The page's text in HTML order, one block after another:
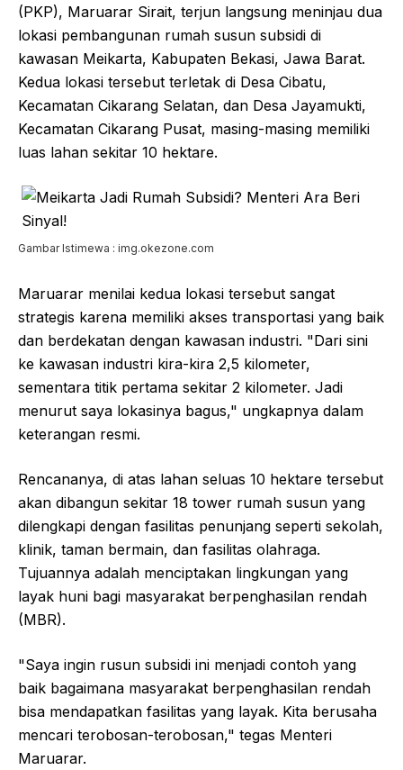
(PKP), Maruarar Sirait, terjun langsung meninjau dua
lokasi pembangunan rumah susun subsidi di
kawasan Meikarta, Kabupaten Bekasi, Jawa Barat.
Kedua lokasi tersebut terletak di Desa Cibatu,
Kecamatan Cikarang Selatan, dan Desa Jayamukti,
Kecamatan Cikarang Pusat, masing-masing memiliki
luas lahan sekitar 10 hektare.
Gambar Istimewa : img.okezone.com
Maruarar menilai kedua lokasi tersebut sangat
strategis karena memiliki akses transportasi yang baik
dan berdekatan dengan kawasan industri. "Dari sini
ke kawasan industri kira-kira 2,5 kilometer,
sementara titik pertama sekitar 2 kilometer. Jadi
menurut saya lokasinya bagus," ungkapnya dalam
keterangan resmi.
Rencananya, di atas lahan seluas 10 hektare tersebut
akan dibangun sekitar 18 tower rumah susun yang
dilengkapi dengan fasilitas penunjang seperti sekolah,
klinik, taman bermain, dan fasilitas olahraga.
Tujuannya adalah menciptakan lingkungan yang
layak huni bagi masyarakat berpenghasilan rendah
(MBR).
"Saya ingin rusun subsidi ini menjadi contoh yang
baik bagaimana masyarakat berpenghasilan rendah
bisa mendapatkan fasilitas yang layak. Kita berusaha
mencari terobosan-terobosan," tegas Menteri
Maruarar.